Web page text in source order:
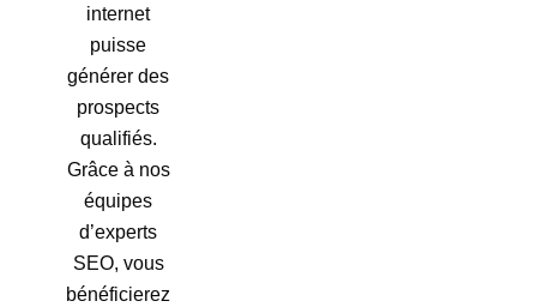
internet
puisse
générer des
prospects
qualifiés.
Grâce à nos
équipes
d’experts
SEO, vous
bénéficierez